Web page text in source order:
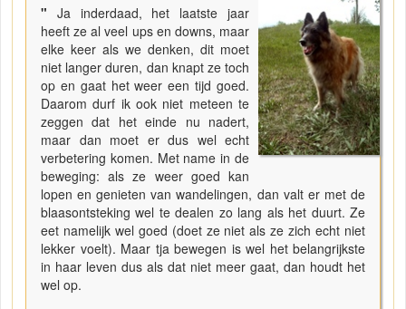
" Ja inderdaad, het laatste jaar
heeft ze al veel ups en downs, maar
elke keer als we denken, dit moet
niet langer duren, dan knapt ze toch
op en gaat het weer een tijd goed.
Daarom durf ik ook niet meteen te
zeggen dat het einde nu nadert,
maar dan moet er dus wel echt
verbetering komen. Met name in de
beweging: als ze weer goed kan
lopen en genieten van wandelingen, dan valt er met de
blaasontsteking wel te dealen zo lang als het duurt. Ze
eet namelijk wel goed (doet ze niet als ze zich echt niet
lekker voelt). Maar tja bewegen is wel het belangrijkste
in haar leven dus als dat niet meer gaat, dan houdt het
wel op.